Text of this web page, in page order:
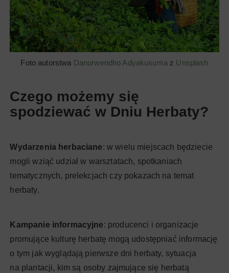
Foto autorstwa Danurwendho Adyakusuma z Unsplash
Czego możemy się
spodziewać w Dniu Herbaty?
Wydarzenia herbaciane: w wielu miejscach będziecie
mogli wziąć udział w warsztatach, spotkaniach
tematycznych, prelekcjach czy pokazach na temat
herbaty.
Kampanie informacyjne: producenci i organizacje
promujące kulturę herbatę mogą udostępniać informację
o tym jak wyglądają pierwsze dni herbaty, sytuacja
na plantacji, kim są osoby zajmujące się herbatą